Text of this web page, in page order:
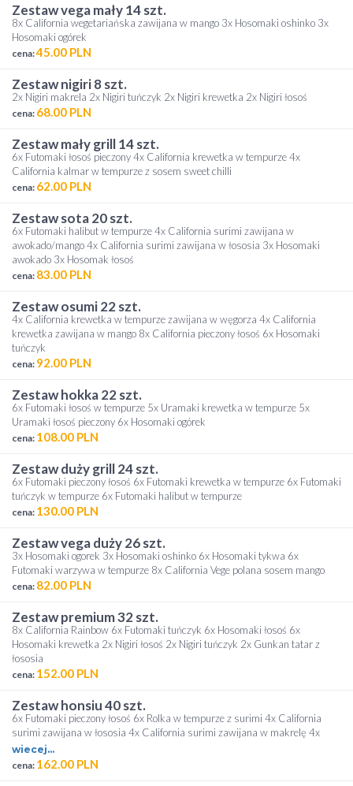
zestaw vega mały 14 szt.
8x California wegetariańska zawijana w mango 3x Hosomaki oshinko 3x
Hosomaki ogórek
cena:45.00 PLN
zestaw nigiri 8 szt.
2x Nigiri makrela 2x Nigiri tuńczyk 2x Nigiri krewetka 2x Nigiri łosoś
cena: 68.00 PLN
zestaw mały grill 14 szt.
6x Futomaki łosoś pieczony 4x California krewetka w tempurze 4x
California kalmar w tempurze z sosem sweet chilli
cena: 62.00 PLN
zestaw sota 20 szt.
6x Futomaki halibut w tempurze 4x California surimi zawijana w
awokado/mango 4x California surimi zawijana w łososia 3x Hosomaki
awokado 3x Hosomak łosoś
cena: 83.00 PLN
zestaw osumi 22 szt.
4x California krewetka w tempurze zawijana w węgorza 4x California
krewetka zawijana w mango 8x California pieczony łosoś 6x Hosomaki
tuńczyk
cena: 92.00 PLN
zestaw hokka 22 szt.
6x Futomaki łosoś w tempurze 5x Uramaki krewetka w tempurze 5x
Uramaki łosoś pieczony 6x Hosomaki ogórek
cena: 108.00 PLN
zestaw duży grill 24 szt.
6x Futomaki pieczony łosoś 6x Futomaki krewetka w tempurze 6x Futomaki
tuńczyk w tempurze 6x Futomaki halibut w tempurze
cena: 130.00 PLN
zestaw vega duży 26 szt.
3x Hosomaki ogorek 3x Hosomaki oshinko 6x Hosomaki tykwa 6x
Futomaki warzywa w tempurze 8x California Vege polana sosem mango
cena: 82.00 PLN
zestaw premium 32 szt.
8x California Rainbow 6x Futomaki tuńczyk 6x Hosomaki łosoś 6x
Hosomaki krewetka 2x Nigiri łosoś 2x Nigiri tuńczyk 2x Gunkan tatar z
łososia
cena: 152.00 PLN
zestaw honsiu 40 szt.
6x Futomaki pieczony łosoś 6x Rolka w tempurze z surimi 4x California
surimi zawijana w łososia 4x California surimi zawijana w makrelę 4x
California kalmar w tempurze 4x California krewetka 6x Hosomaki
pieczony łosoś 3x Hosomaki oshinko 3x Hoosmaki ogórek
wiecej...
cena: 162.00 PLN